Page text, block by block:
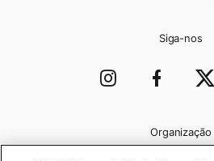
Siga-nos
Organização